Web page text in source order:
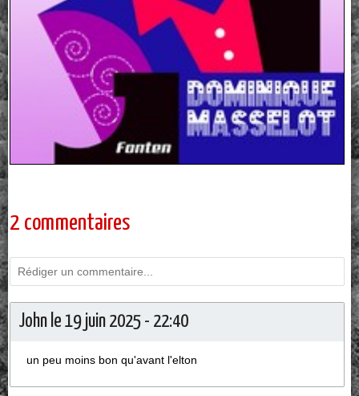
2 commentaires
John le 19 juin 2025 - 22:40
un peu moins bon qu'avant l'elton